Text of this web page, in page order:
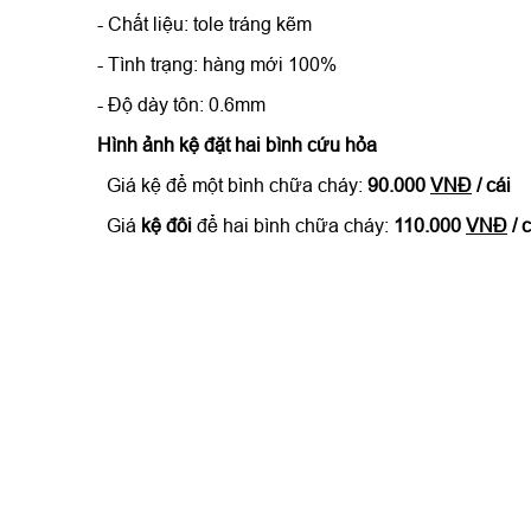
- Chất liệu: tole tráng kẽm
- Tình trạng: hàng mới 100%
- Độ dày tôn: 0.6mm
Hình ảnh kệ đặt hai bình cứu hỏa
Giá kệ để một bình chữa cháy: 90.000 VNĐ / cái
Giá kệ đôi để hai bình chữa cháy: 110.000 VNĐ /